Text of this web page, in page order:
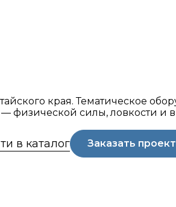
края. Тематическое
силы, ловкости и
в каталог Заказать проект